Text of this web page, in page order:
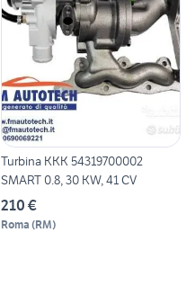
Turbina KKK 54319700002
SMART 0.8, 30 KW, 41 CV
210 €
Roma (RM)